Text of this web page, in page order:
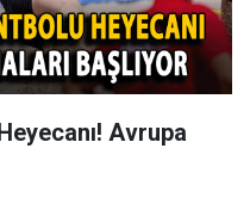
Avrupa